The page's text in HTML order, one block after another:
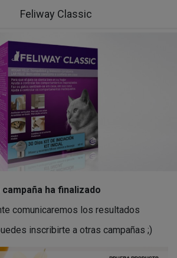
Feliway Classic
campaña ha finalizado
comunicaremos los resultados
inscribirte a otras campañas ;)